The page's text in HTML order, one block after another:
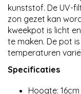
kunststof. De UV-
zon gezet kan
kweekpot is licht
te maken. De pot
temperaturen
Specificaties
Hoogte: 16cm